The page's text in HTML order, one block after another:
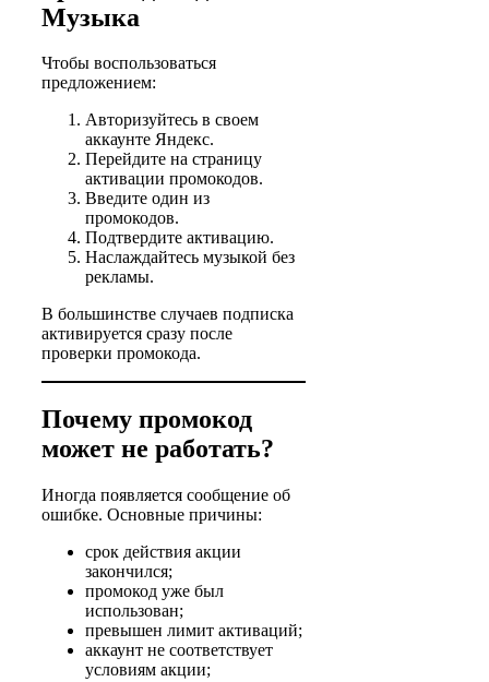
Музыка
Чтобы воспользоваться
предложением:
Авторизуйтесь в своем
аккаунте Яндекс.
Перейдите на страницу
активации промокодов.
Введите один из
промокодов.
Подтвердите активацию.
Наслаждайтесь музыкой без
рекламы.
В большинстве случаев подписка
активируется сразу после
проверки промокода.
Почему промокод
может не работать?
Иногда появляется сообщение об
ошибке. Основные причины:
срок действия акции
закончился;
промокод уже был
использован;
превышен лимит активаций;
аккаунт не соответствует
условиям акции;